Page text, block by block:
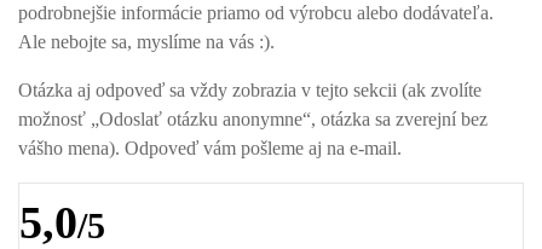
podrobnejšie informácie priamo od výrobcu alebo dodávateľa.
Ale nebojte sa, myslíme na vás :).
Otázka aj odpoveď sa vždy zobrazia v tejto sekcii (ak zvolíte
možnosť „Odoslať otázku anonymne“, otázka sa zverejní bez
vášho mena). Odpoveď vám pošleme aj na e-mail.
5,0/5